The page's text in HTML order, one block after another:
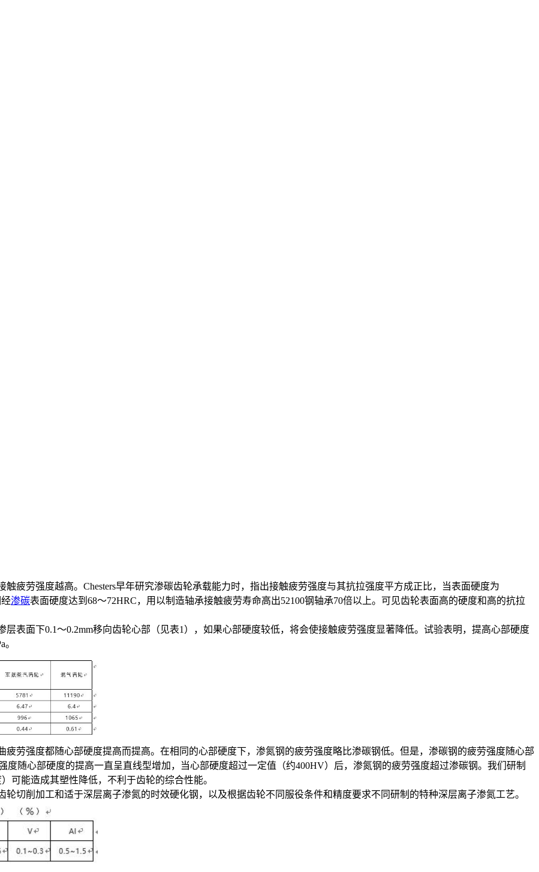
疲劳强度越高。Chesters早年研究渗碳齿轮承载能力时，指出接触疲劳强度与其抗拉强度平方成正比，当表面硬度为
渗碳表面硬度达到68～72HRC，用以制造轴承接触疲劳寿命高出52100钢轴承70倍以上。可见齿轮表面高的硬度和高的抗拉
表面下0.1～0.2mm移向齿轮心部（见表1），如果心部硬度较低，将会使接触疲劳强度显著降低。试验表明，提高心部硬度
劳强度都随心部硬度提高而提高。在相同的心部硬度下，渗氮钢的疲劳强度略比渗碳钢低。但是，渗碳钢的疲劳强度随心部
度随心部硬度的提高一直呈直线型增加，当心部硬度超过一定值（约400HV）后，渗氮钢的疲劳强度超过渗碳钢。我们研制
可能造成其塑性降低，不利于齿轮的综合性能。
切削加工和适于深层离子渗氮的时效硬化钢，以及根据齿轮不同服役条件和精度要求不同研制的特种深层离子渗氮工艺。